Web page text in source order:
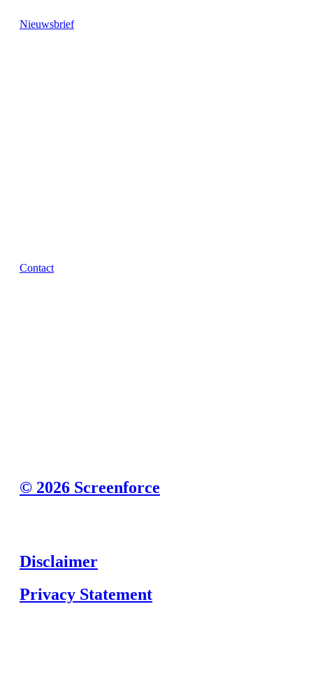
Nieuwsbrief
Contact
© 2026 Screenforce
Disclaimer
Privacy Statement